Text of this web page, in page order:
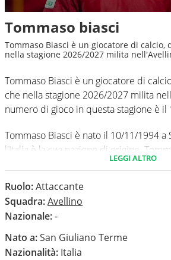
Tommaso biasci
Tommaso Biasci è un giocatore di calcio,
nella stagione 2026/2027 milita
Tommaso Biasci è un giocatore di
che nella stagione 2026/2027 milita
numero di gioco in questa stagione è il
Tommaso Biasci è nato il 10/11/1994 a
l'Italia è la sua nazione di origine.
cm. Il suo piede di calcio in via
In questa stagione ha disputato nel
partite e non ha segnato nessun gol.
LEGGI ALTRO
Ruolo:Attaccante
Squadra:Avellino
Nazionale:-
Nato a:San Giuliano Terme
Nazionalità: Italia